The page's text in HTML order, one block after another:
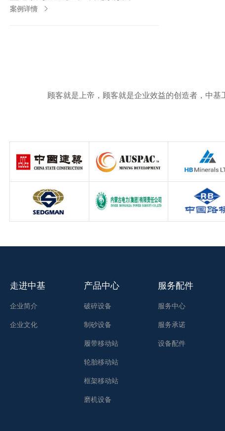
案例详情
顾客就是上帝，顾客就是企业效益的创造者，中
走进中基
企业简介
企业文化
产品中心
破碎设备
制砂设备
履带移动站
轮胎移动站
框架移动站
磨机设备
服务配件
服务中心
服务承诺
设备配件